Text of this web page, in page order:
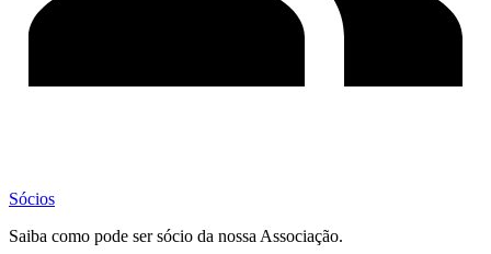
Sócios
Saiba como pode ser sócio da nossa Associação.